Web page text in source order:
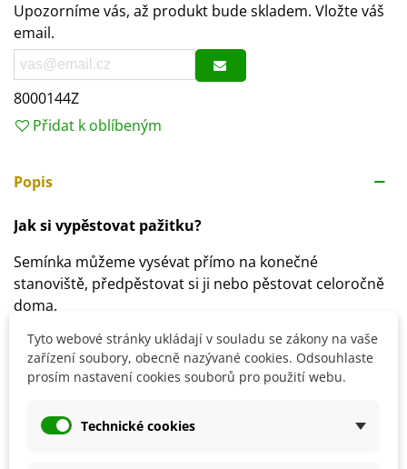
Upozorníme vás, až produkt bude skladem. Vložte váš
email.
8000144Z
Přidat k oblíbeným
Popis
Jak si vypěstovat pažitku?
Semínka můžeme vysévat přímo na konečné
stanoviště, předpěstovat si ji nebo pěstovat celoročně
doma.
Klíčení trvá přibližně 2–3 týdny nebo déle.
Na venkovní stanoviště sadíme předpěstovanou
Stanoviště volíme slunečné s humózní, propustnou
půdou s dostatkem vápníku.
Tyto webové stránky ukládají v souladu se zákony na vaše
zařízení soubory, obecně nazývané cookies. Odsouhlaste
prosím nastavení cookies souborů pro použití webu.
Technické cookies